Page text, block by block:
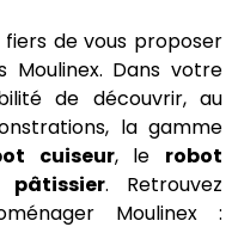
fiers de vous proposer
Dans votre
de découvrir, au
la gamme
cuiseur, le robot
pâtissier. Retrouvez
Moulinex :